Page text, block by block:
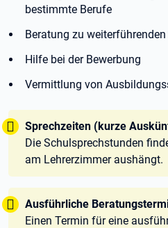
bestimmte Berufe
Beratung zu
Hilfe bei der Bewerbung
Vermittlung von
Tipp:
Sprechzeiten (kurze
Die Schulsprechstunden
am Lehrerzimmer aushängt.
Tipp:
Ausführliche
Einen Termin für eine